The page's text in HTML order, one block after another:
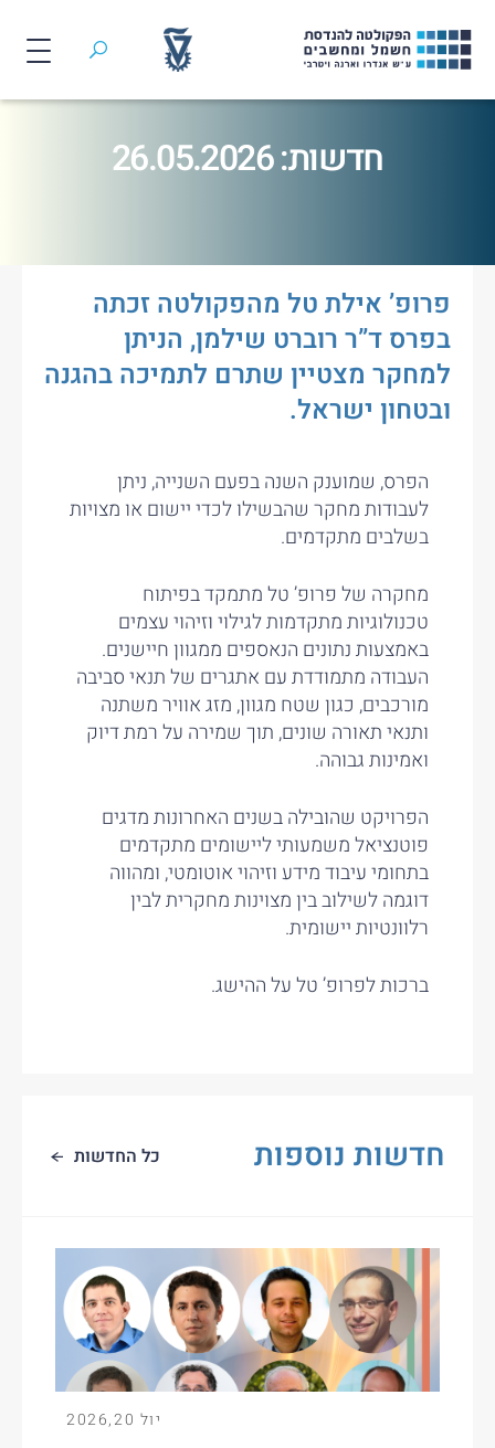
חיפוש
חדשות: 26.05.2026
פרופ’ אילת טל מהפקולטה זכתה
בפרס ד”ר רוברט שילמן, הניתן
למחקר מצטיין שתרם לתמיכה בהגנה
ובטחון ישראל.
הפרס, שמוענק השנה בפעם השנייה, ניתן
לעבודות מחקר שהבשילו לכדי יישום או מצויות
בשלבים מתקדמים.
מחקרה של פרופ’ טל מתמקד בפיתוח
טכנולוגיות מתקדמות לגילוי וזיהוי עצמים
באמצעות נתונים הנאספים ממגוון חיישנים.
העבודה מתמודדת עם אתגרים של תנאי סביבה
מורכבים, כגון שטח מגוון, מזג אוויר משתנה
ותנאי תאורה שונים, תוך שמירה על רמת דיוק
ואמינות גבוהה.
הפרויקט שהובילה בשנים האחרונות מדגים
פוטנציאל משמעותי ליישומים מתקדמים
בתחומי עיבוד מידע וזיהוי אוטומטי, ומהווה
דוגמה לשילוב בין מצוינות מחקרית לבין
רלוונטיות יישומית.
ברכות לפרופ’ טל על ההישג.
חדשות נוספות כל החדשות
יול 20
,
2026